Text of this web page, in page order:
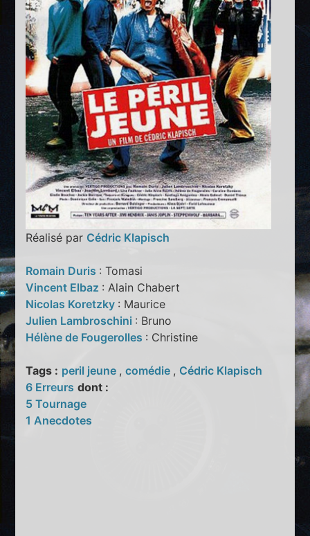
Réalisé par Cédric Klapisch
Romain Duris : Tomasi
Vincent Elbaz : Alain Chabert
Nicolas Koretzky : Maurice
Julien Lambroschini : Bruno
Hélène de Fougerolles : Christine
Tags : peril jeune ,comédie , Cédric Klapisch
6 Erreurs dont :
5 Tournage
1 Anecdotes